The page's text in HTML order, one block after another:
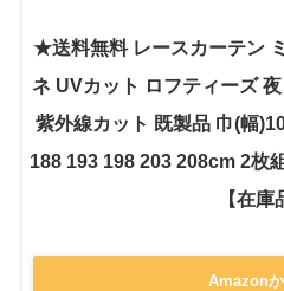
★送料無料 レースカーテン
ネ UVカット ロフティーズ
紫外線カット 既製品 巾(幅
188 193 198 203 208cm 2枚
【在庫
Amazon